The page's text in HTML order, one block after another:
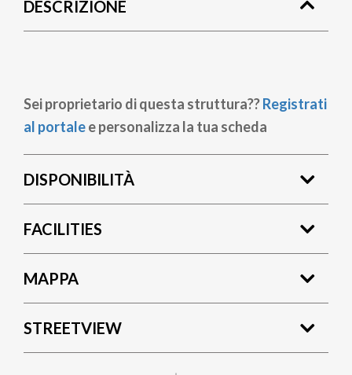
pane
DESCRIZIONE
Sei proprietario di questa struttura??Registrati
al portalee personalizza la tua scheda
DISPONIBILITÀ
FACILITIES
MAPPA
STREETVIEW